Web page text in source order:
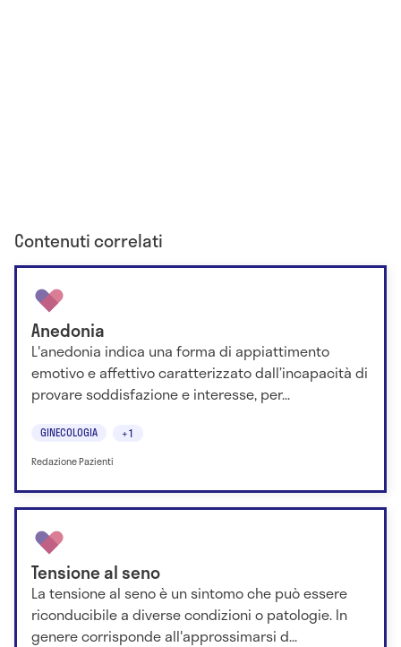
Contenuti correlati
Anedonia
L'anedonia indica una forma di appiattimento
emotivo e affettivo caratterizzato dall’incapacità di
provare soddisfazione e interesse, per...
GINECOLOGIA +1
Redazione Pazienti
Tensione al seno
La tensione al seno è un sintomo che può essere
riconducibile a diverse condizioni o patologie. In
genere corrisponde all'approssimarsi d...